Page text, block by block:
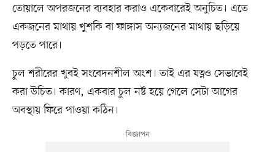
তোয়ালে অপরজনের ব্যবহার করাও একেবারেই অনুচিত। এতে
একজনের মাথায় খুশকি বা ফাঙ্গাস অন্যজনের মাথায় ছড়িয়ে
পড়তে পারে।
চুল শরীরের খুবই সংবেদনশীল অংশ। তাই এর যত্নও সেভাবেই
করা উচিত। কারণ, একবার চুল নষ্ট হয়ে গেলে সেটা আগের
অবস্থায় ফিরে পাওয়া কঠিন।